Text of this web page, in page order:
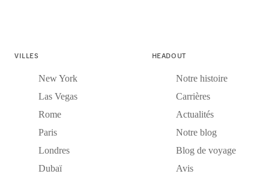
VILLES
New York
Las Vegas
Rome
Paris
Londres
Dubaï
HEADOUT
Notre histoire
Carrières
Actualités
Notre blog
Blog de voyage
Avis